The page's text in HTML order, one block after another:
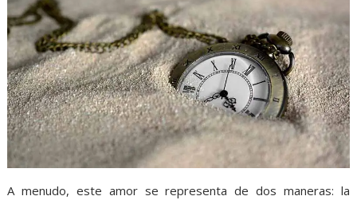
A menudo, este amor se representa de dos maneras: la